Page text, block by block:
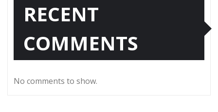
RECENT
COMMENTS
No comments to show.